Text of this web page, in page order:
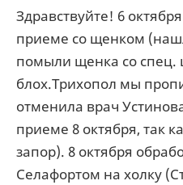
Здравствуйте! 6
приеме со щенком
помыли щенка со
блох.Трихопол мы
отменила врач
приеме 8 октября, так
запор). 8 октября
Селафортом на холку